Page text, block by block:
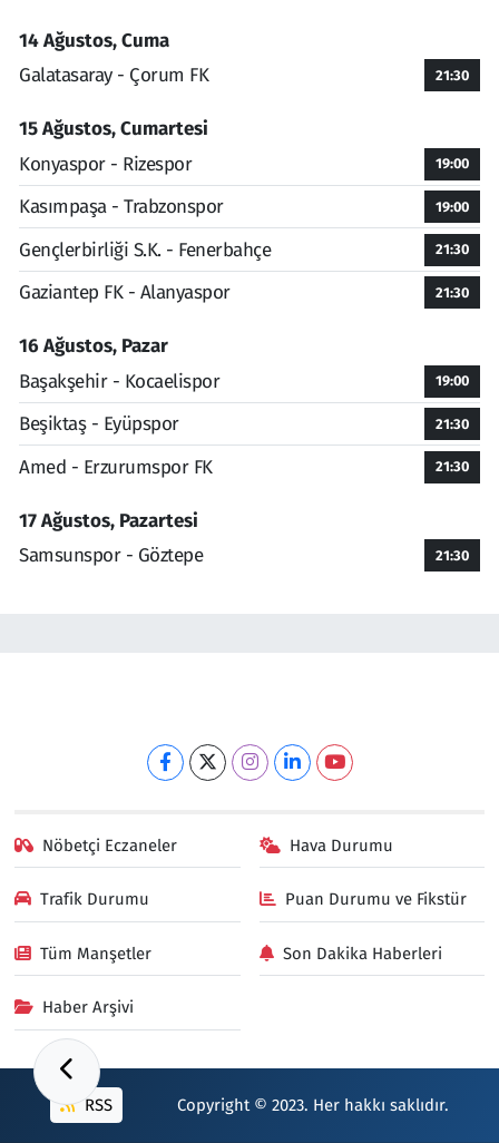
14 Ağustos, Cuma
Galatasaray - Çorum FK
21:30
15 Ağustos, Cumartesi
Konyaspor - Rizespor
19:00
Kasımpaşa - Trabzonspor 19:00
Gençlerbirliği S.K. - Fenerbahçe 21:30
Gaziantep FK - Alanyaspor 21:30
16 Ağustos, Pazar
Başakşehir - Kocaelispor
19:00
Beşiktaş - Eyüpspor 21:30
Amed - Erzurumspor FK 21:30
17 Ağustos, Pazartesi
Samsunspor - Göztepe
21:30
Nöbetçi Eczaneler Hava Durumu
Trafik Durumu Puan Durumu ve Fikstür
Tüm Manşetler Son Dakika Haberleri
Haber Arşivi
RSS Copyright © 2023. Her hakkı saklıdır.